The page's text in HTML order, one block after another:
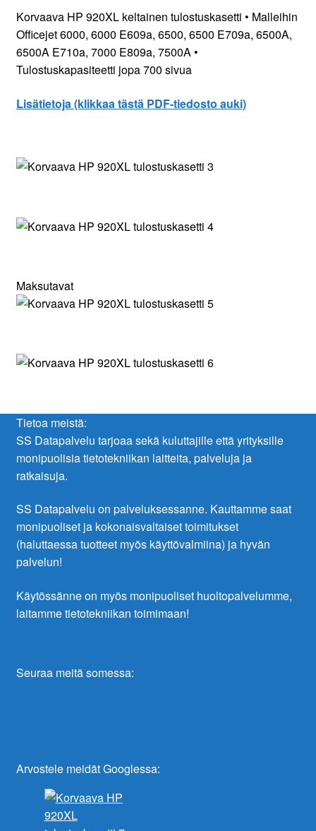
Korvaava HP 920XL keltainen tulostuskasetti • Malleihin
Officejet 6000, 6000 E609a, 6500, 6500 E709a, 6500A,
6500A E710a, 7000 E809a, 7500A •
Tulostuskapasiteetti jopa 700 sivua
Lisätietoja (klikkaa tästä PDF-tiedosto auki)
Maksutavat
Tietoa meistä:
SS Datapalvelu tarjoaa sekä kuluttajille että yrityksille
monipuolisia tietotekniikan laitteita, palveluja ja
ratkaisuja.
SS Datapalvelu on palveluksessanne. Kauttamme saat
monipuoliset ja kokonaisvaltaiset toimitukset
(haluttaessa tuotteet myös käyttövalmiina) ja hyvän
palvelun!
Käytössänne on myös monipuoliset huoltopalvelumme,
laitamme tietotekniikan toimimaan!
Seuraa meitä somessa:
Arvostele meidät Googlessa: